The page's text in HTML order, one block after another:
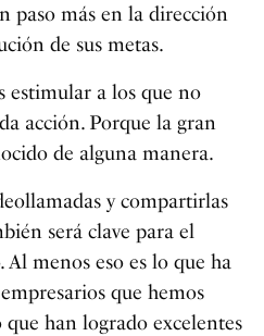
paso más en la dirección
de sus metas.
estimular a los que no
acción. Porque la gran
de alguna manera.
y compartirlas
será clave para el
menos eso es lo que ha
que hemos
que han logrado excelentes